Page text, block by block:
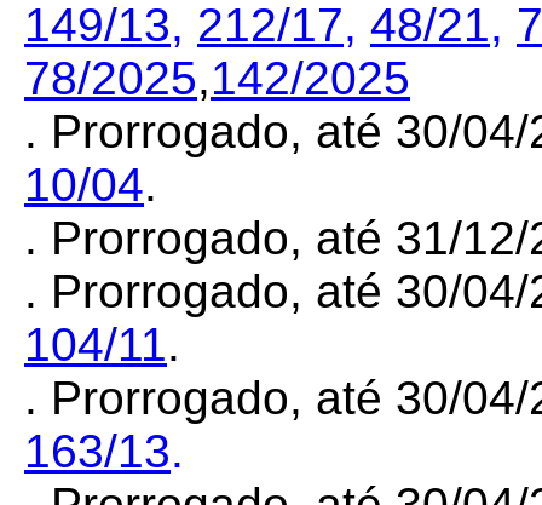
149/13, 212/17, 48/21,
78/2025,142/2025
. Prorrogado, até 30/
10/04.
. Prorrogado, até 31/
. Prorrogado, até 30/
104/11.
. Prorrogado, até 30/
163/13.